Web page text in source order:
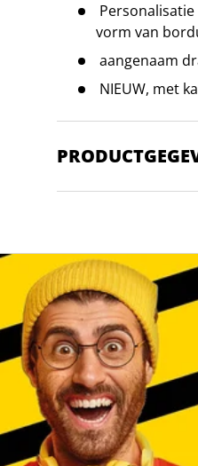
vorm van
aangenaam
NIEUW, met